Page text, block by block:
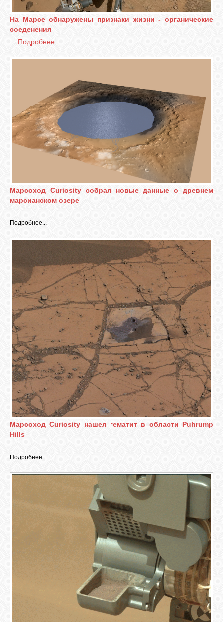
На Марсе обнаружены признаки жизни - органические
соеденения
... Подробнее...
Марсоход Curiosity собрал новые данные о древнем
марсианском озере
Подробнее...
Марсоход Curiosity нашел гематит в области Puhrump
Hills
Подробнее...